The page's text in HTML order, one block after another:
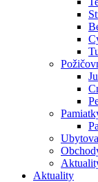
Aktuality